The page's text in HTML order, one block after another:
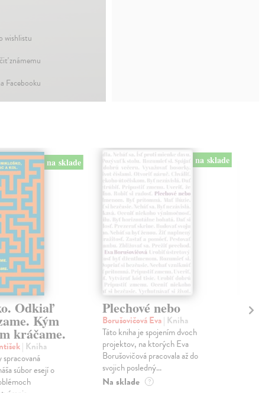
wishlistu
známemu
Facebooku
na sklade
Odkiaľ
Kým
kráčame.
| Kniha
súbor esejí o
na sklade
Plechové nebo
Borušovičová Eva| Kniha
Táto kniha je spojením dvoch
projektov, na ktorých Eva
Borušovičová pracovala až do
svojich posledný...
Na sklade ?